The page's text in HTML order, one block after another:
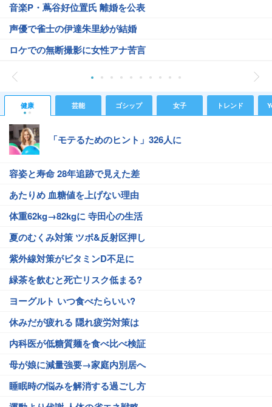
音楽P・蔦谷好位置氏 離婚を公表
声優で雀士の伊達朱里紗が結婚
ロケでの無断撮影に女性アナ苦言
健康 芸能 ゴシップ 女子 トレンド
「モテるためのヒント」326人に
容姿と寿命 28年追跡で見えた差
あたりめ 血糖値を上げない理由
体重62kg→82kgに 寺田心の生活
夏のむくみ対策 ツボ&反射区押し
紫外線対策がビタミンD不足に
緑茶を飲むと死亡リスク低まる?
ヨーグルト いつ食べたらいい?
休みだが疲れる 隠れ疲労対策は
内科医が低糖質麺を食べ比べ検証
母が娘に減量強要→家庭内別居へ
睡眠時の悩みを解消する過ごし方